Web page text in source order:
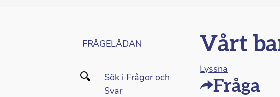
FRÅGELÅDAN
Sök i Frågor och
Svar
Vårt
Lyssna
Fråga